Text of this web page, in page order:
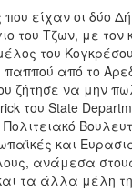
που είχαν οι δύο
του Τζων, με τον
του
παππού από το
ζήτησε να μην
του State
και
ανάμεσα
τα άλλα μέλη